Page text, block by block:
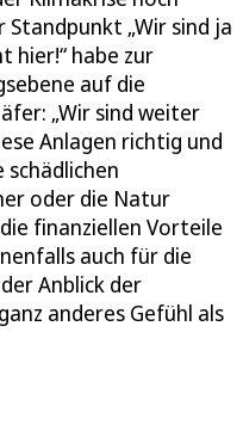
„Wir sind ja
hier!“ habe zur
auf die
„Wir sind weiter
Anlagen richtig und
schädlichen
oder die Natur
finanziellen Vorteile
auch für die
Anblick der
anderes Gefühl als